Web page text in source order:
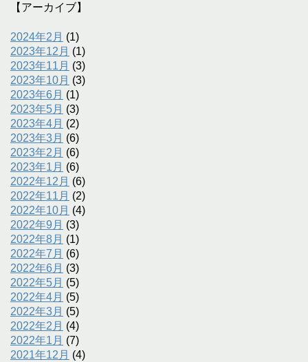
【アーカイブ】
2024年2月 (1)
2023年12月 (1)
2023年11月 (3)
2023年10月 (3)
2023年6月 (1)
2023年5月 (3)
2023年4月 (2)
2023年3月 (6)
2023年2月 (6)
2023年1月 (6)
2022年12月 (6)
2022年11月 (2)
2022年10月 (4)
2022年9月 (3)
2022年8月 (1)
2022年7月 (6)
2022年6月 (3)
2022年5月 (5)
2022年4月 (5)
2022年3月 (5)
2022年2月 (4)
2022年1月 (7)
2021年12月 (4)